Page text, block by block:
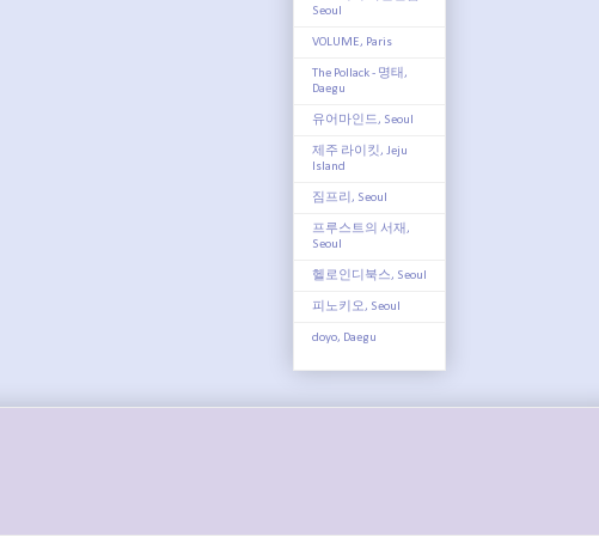
Seoul
VOLUME, Paris
The Pollack - 명태,
Daegu
유어마인드, Seoul
제주 라이킷, Jeju
Island
짐프리, Seoul
프루스트의 서재,
Seoul
헬로인디북스, Seoul
피노키오, Seoul
doyo, Daegu